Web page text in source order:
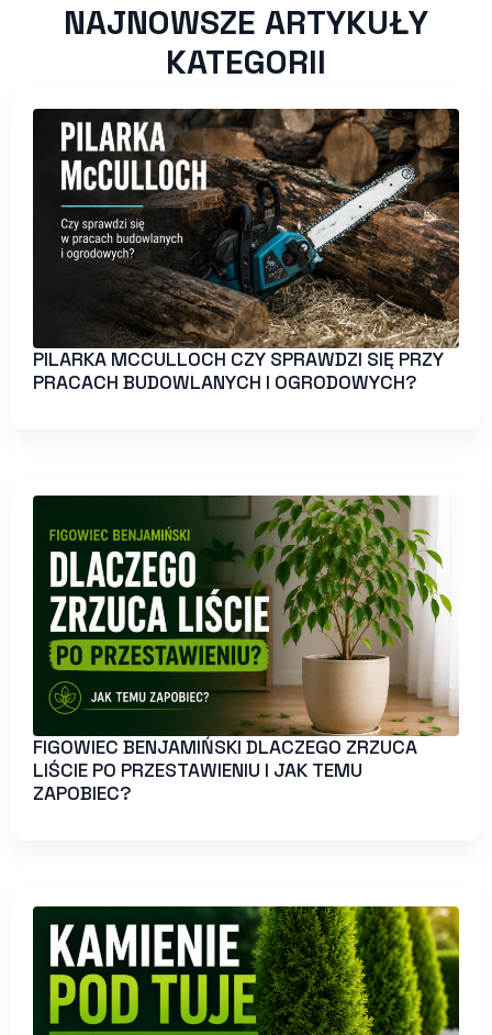
NAJNOWSZE ARTYKUŁY
KATEGORII
PILARKA MCCULLOCH CZY SPRAWDZI SIĘ PRZY
PRACACH BUDOWLANYCH I OGRODOWYCH?
FIGOWIEC BENJAMIŃSKI DLACZEGO ZRZUCA
LIŚCIE PO PRZESTAWIENIU I JAK TEMU
ZAPOBIEC?